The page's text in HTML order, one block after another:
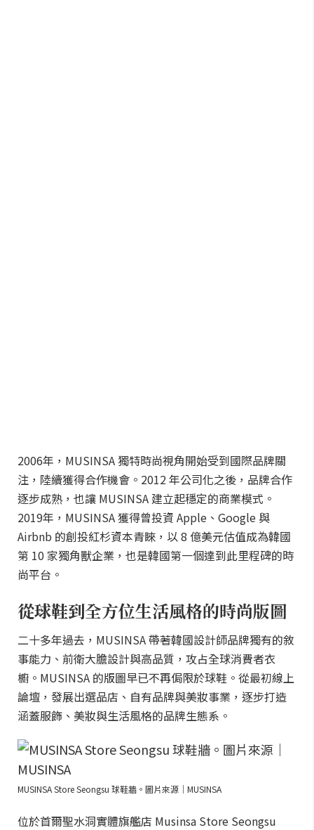
2006年，MUSINSA 獨特時尚視角開始受到國際品牌關
注，陸續獲得合作機會。2012 年公司化之後，品牌合作
逐步成熟，也讓 MUSINSA 建立起穩定的商業模式。
2019年，MUSINSA 獲得曾投資 Apple、Google 與
Airbnb 的創投紅杉資本青睞，以 8 億美元估值成為韓國
第 10 家獨角獸企業，也是韓國第一個達到此里程碑的時
尚平台。
從球鞋到全方位生活風格的時尚版圖
二十多年過去，MUSINSA 帶著韓國設計師品牌獨有的敘
事能力、前衛大膽設計與高品質，攻占全球消費者衣
櫥。MUSINSA 的版圖早已不再侷限於球鞋。從最初線上
論壇，發展出選品店、自有品牌與美妝事業，逐步打造
涵蓋服飾、美妝與生活風格的品牌生態系。
MUSINSA Store Seongsu 球鞋牆。圖片來源｜MUSINSA
位於首爾聖水洞實體旗艦店 Musinsa Store Seongsu